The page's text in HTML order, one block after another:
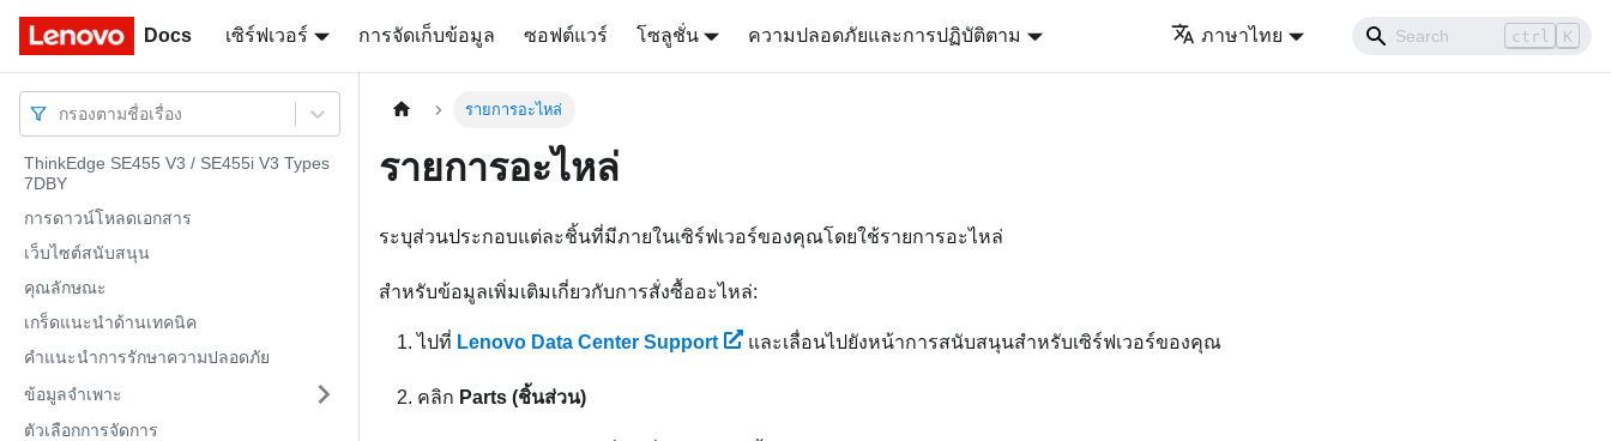
Docs เซิร์ฟเวอร์ การจัดเก็บข้อมูล ซอฟต์แวร์ โซลูชั่น ความปลอดภัยและการปฏิบัติตาม ภาษาไทย ctrl K
Docs
กรองตามชื่อเรื่อง
ThinkEdge SE455 V3 / SE455i V3 Types
7DBY
การดาวน์โหลดเอกสาร
เว็บไซต์สนับสนุน
คุณลักษณะ
เกร็ดแนะนำด้านเทคนิค
คำแนะนำการรักษาความปลอดภัย
ข้อมูลจำเพาะ
ตัวเลือกการจัดการ
รายการอะไหล่
รายการอะไหล่
ระบุส่วนประกอบแต่ละชิ้นที่มีภายในเซิร์ฟเวอร์ของคุณโดยใช้รายการอะไหล่
สำหรับข้อมูลเพิ่มเติมเกี่ยวกับการสั่งซื้ออะไหล่:
ไปที่ Lenovo Data Center Support และเลื่อนไปยังหน้าการสนับสนุนสำหรับเซิร์ฟเวอร์ของคุณ
คลิก Parts (ชิ้นส่วน)